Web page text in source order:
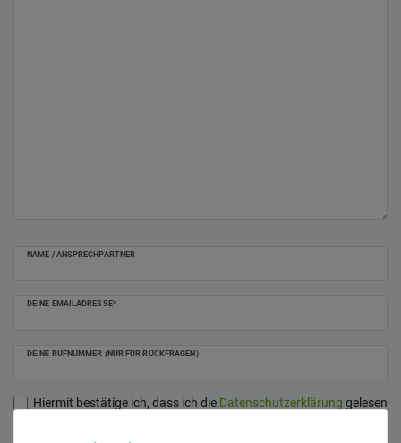
NAME / ANSPRECHPARTNER
DEINE EMAILADRESSE*
DEINE RUFNUMMER (NUR FÜR RÜCKFRAGEN)
Hiermit bestätige ich, dass ich die Daten­schutz­erklärung gelesen